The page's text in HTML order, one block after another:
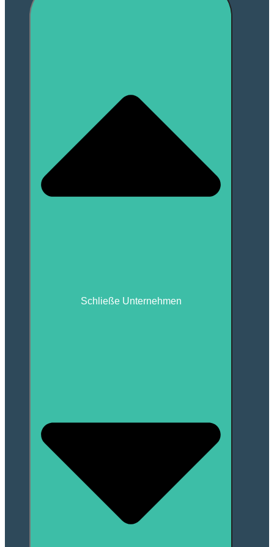
Schließe Unternehmen